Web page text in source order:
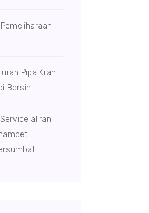
Pipa Kran
Bersih
Service aliran